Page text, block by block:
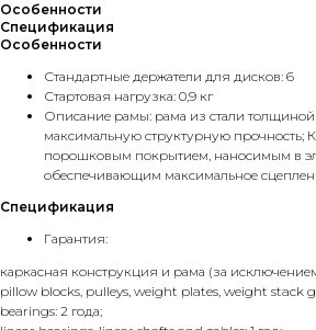
Особенности
Спецификация
Особенности
Стандартные держатели для дисков: 6
Стартовая нагрузка: 0,9 кг
Описание рамы: рама из стали толщиной
максимальную структурную прочность;
порошковым покрытием, наносимым в
обеспечивающим максимальное
Спецификация
Гарантия:
каркасная конструкция и рама (за
pillow blocks, pulleys, weight plates, weight stack
bearings: 2 года;